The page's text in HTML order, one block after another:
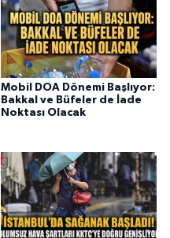
Mobil DOA Dönemi Başlıyor:
Bakkal ve Büfeler de İade
Noktası Olacak